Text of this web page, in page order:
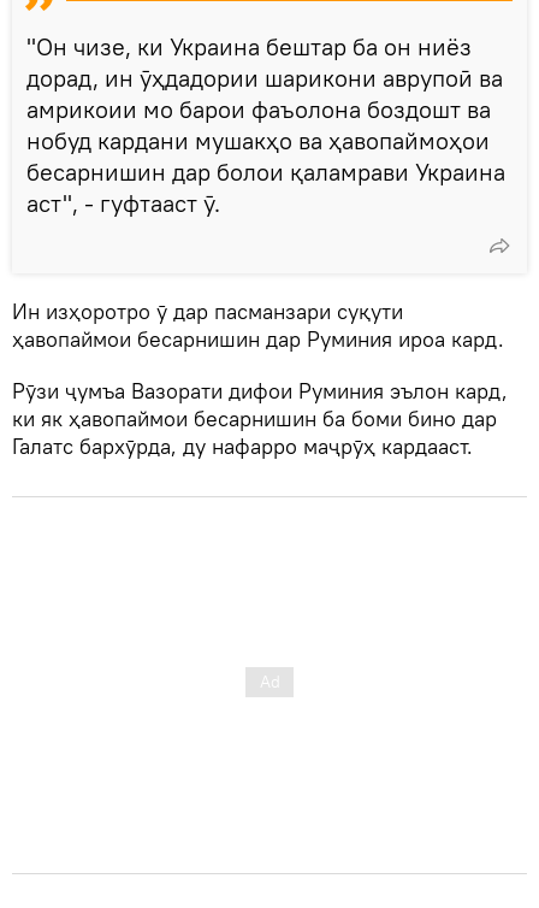
"Он чизе, ки Украина бештар ба он ниёз
дорад, ин ӯҳдадории шарикони аврупоӣ ва
амрикоии мо барои фаъолона боздошт ва
нобуд кардани мушакҳо ва ҳавопаймоҳои
бесарнишин дар болои қаламрави Украина
аст", - гуфтааст ӯ.
Ин изҳоротро ӯ дар пасманзари суқути
ҳавопаймои бесарнишин дар Руминия ироа кард.
Рӯзи ҷумъа Вазорати дифои Руминия эълон кард,
ки як ҳавопаймои бесарнишин ба боми бино дар
Галатс бархӯрда, ду нафарро маҷрӯҳ кардааст.